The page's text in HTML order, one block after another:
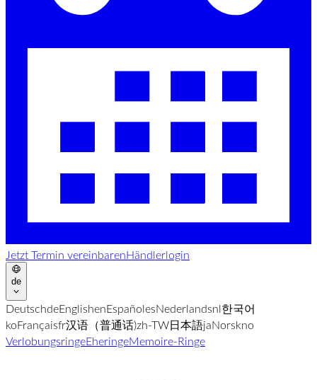
Jetzt Termin vereinbarenHändlerlogin
de
DeutschdeEnglishenEspañolesNederlandsnl한국어
koFrançaisfr汉语（普通话)zh-TW日本語jaNorskno
VerlobungsringeEheringeMemoire-Ringe